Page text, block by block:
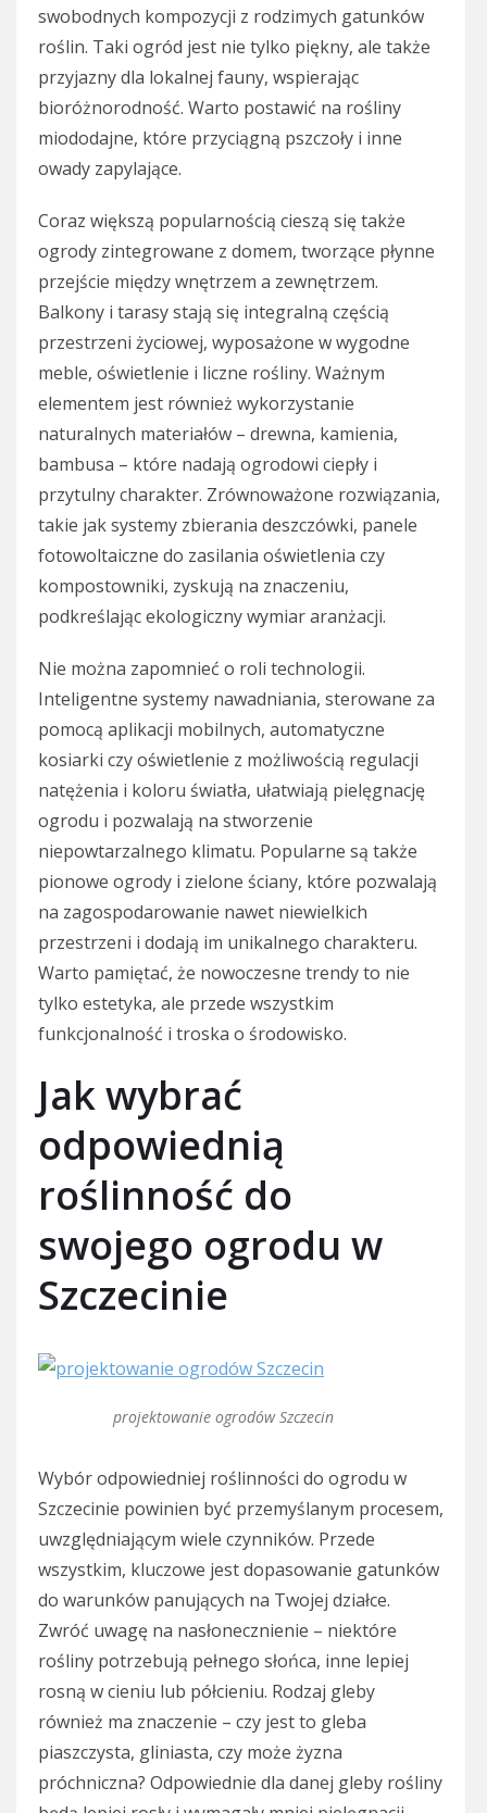
swobodnych kompozycji z rodzimych gatunków
roślin. Taki ogród jest nie tylko piękny, ale także
przyjazny dla lokalnej fauny, wspierając
bioróżnorodność. Warto postawić na rośliny
miododajne, które przyciągną pszczoły i inne
owady zapylające.
Coraz większą popularnością cieszą się także
ogrody zintegrowane z domem, tworzące płynne
przejście między wnętrzem a zewnętrzem.
Balkony i tarasy stają się integralną częścią
przestrzeni życiowej, wyposażone w wygodne
meble, oświetlenie i liczne rośliny. Ważnym
elementem jest również wykorzystanie
naturalnych materiałów – drewna, kamienia,
bambusa – które nadają ogrodowi ciepły i
przytulny charakter. Zrównoważone rozwiązania,
takie jak systemy zbierania deszczówki, panele
fotowoltaiczne do zasilania oświetlenia czy
kompostowniki, zyskują na znaczeniu,
podkreślając ekologiczny wymiar aranżacji.
Nie można zapomnieć o roli technologii.
Inteligentne systemy nawadniania, sterowane za
pomocą aplikacji mobilnych, automatyczne
kosiarki czy oświetlenie z możliwością regulacji
natężenia i koloru światła, ułatwiają pielęgnację
ogrodu i pozwalają na stworzenie
niepowtarzalnego klimatu. Popularne są także
pionowe ogrody i zielone ściany, które pozwalają
na zagospodarowanie nawet niewielkich
przestrzeni i dodają im unikalnego charakteru.
Warto pamiętać, że nowoczesne trendy to nie
tylko estetyka, ale przede wszystkim
funkcjonalność i troska o środowisko.
Jak wybrać
odpowiednią
roślinność do
swojego ogrodu w
Szczecinie
projektowanie ogrodów Szczecin
Wybór odpowiedniej roślinności do ogrodu w
Szczecinie powinien być przemyślanym procesem,
uwzględniającym wiele czynników. Przede
wszystkim, kluczowe jest dopasowanie gatunków
do warunków panujących na Twojej działce.
Zwróć uwagę na nasłonecznienie – niektóre
rośliny potrzebują pełnego słońca, inne lepiej
rosną w cieniu lub półcieniu. Rodzaj gleby
również ma znaczenie – czy jest to gleba
piaszczysta, gliniasta, czy może żyzna
próchniczna? Odpowiednie dla danej gleby rośliny